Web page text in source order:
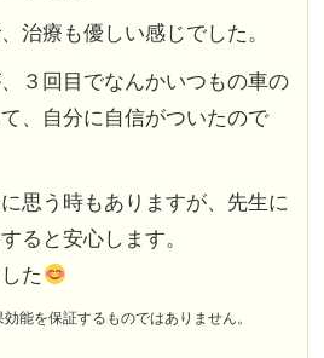
治療も優しい感じでした。
３回目でなんかいつもの車の
、自分に自信がついたので
思う時もありますが、先生に
ると安心します。
た
能を保証するものではありません。